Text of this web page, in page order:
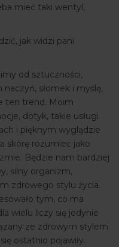
mieć taki wentyl,
jak widzi pani
od sztuczności,
słomek i myślę,
ten trend. Moim
dotyk, takie usługi
i pięknym wyglądzie
skórę rozumieć jako
Będzie nam bardziej
silny organizm,
zdrowego stylu życia.
tym, co ma
wielu liczy się jedynie
ze zdrowym stylem
ostatnio pojawiły.